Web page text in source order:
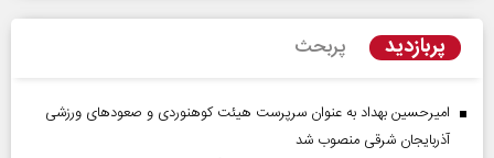
پربازدید پربحث
امیرحسین بهداد به عنوان سرپرست هیئت کوهنوردی و صعودهای ورزشی
آذربایجان شرقی منصوب شد